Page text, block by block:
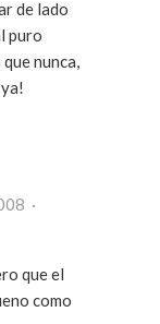
de lado
puro
nunca,
en enero 2, 2008 ·
que el
como